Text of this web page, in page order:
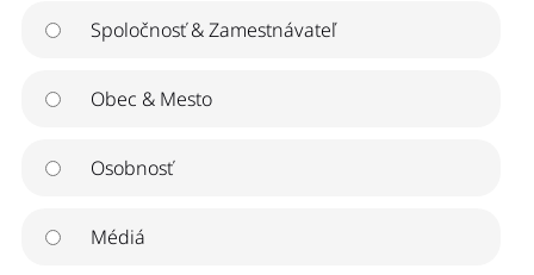
Spoločnosť & Zamestnávateľ
Obec & Mesto
Osobnosť
Médiá